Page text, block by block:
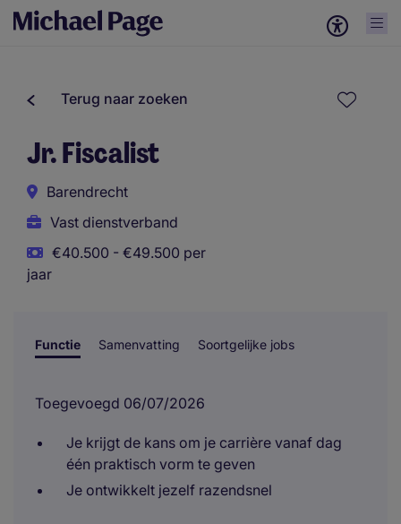
Terug naar zoeken
Jr. Fiscalist
Barendrecht
Vast dienstverband
€40.500 - €49.500 per
jaar
Functie Samenvatting Soortgelijke jobs
Toegevoegd 06/07/2026
Je krijgt de kans om je carrière vanaf dag
één praktisch vorm te geven
Je ontwikkelt jezelf razendsnel